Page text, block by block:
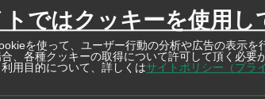
め真摯に向き合い、高品質な商品を提供し
を遂げてきた「アース製薬」。その社名で
商品を世界中に広めてい…
ではクッキーを使用し
を使って、ユーザー行動の分析や広告の表示を
、各種クッキーの取得について許可して頂く必要
用目的について、詳しくはサイトポリシー（プラ